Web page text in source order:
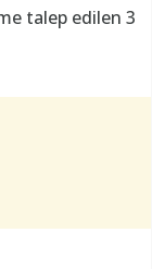
talep edilen 3